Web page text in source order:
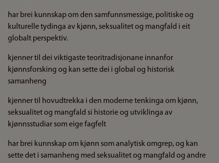
har brei kunnskap om den samfunnsmessige, politiske og
kulturelle tydinga av kjønn, seksualitet og mangfald i eit
globalt perspektiv.
kjenner til dei viktigaste teoritradisjonane innanfor
kjønnsforsking og kan sette dei i global og historisk
samanheng
kjenner til hovudtrekka i den moderne tenkinga om kjønn,
seksualitet og mangfald si historie og utviklinga av
kjønnsstudiar som eige fagfelt
har brei kunnskap om kjønn som analytisk omgrep, og kan
sette det i samanheng med seksualitet og mangfald og andre